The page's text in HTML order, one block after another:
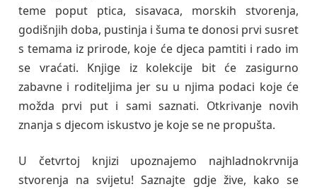
teme poput ptica, sisavaca, morskih stvorenja,
godišnjih doba, pustinja i šuma te donosi prvi susret
s temama iz prirode, koje će djeca pamtiti i rado im
se vraćati. Knjige iz kolekcije bit će zasigurno
zabavne i roditeljima jer su u njima podaci koje će
možda prvi put i sami saznati. Otkrivanje novih
znanja s djecom iskustvo je koje se ne propušta.
U četvrtoj knjizi upoznajemo najhladnokrvnija
stvorenja na svijetu! Saznajte gdje žive, kako se